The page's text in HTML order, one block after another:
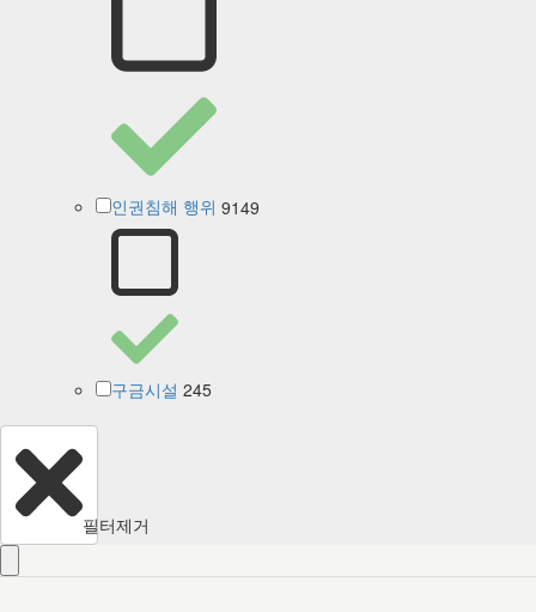
인권침해 행위 9149
구금시설 245
필터제거